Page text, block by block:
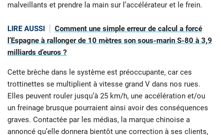
malveillants et prendre la main sur l’accélérateur et le frein.
LIRE AUSSI
Comment une simple erreur de calcul a forcé
l’Espagne à rallonger de 10 mètres son sous-marin S-80 à 3,9
milliards d’euros ?
Cette brèche dans le système est préoccupante, car ces
trottinettes se multiplient à vitesse grand V dans nos rues.
Elles peuvent rouler jusqu’à 25 km/h, une accélération et/ou
un freinage brusque pourraient ainsi avoir des conséquences
graves. Contactée par les médias, la marque chinoise a
annoncé qu’elle donnera bientôt une correction à ses clients,